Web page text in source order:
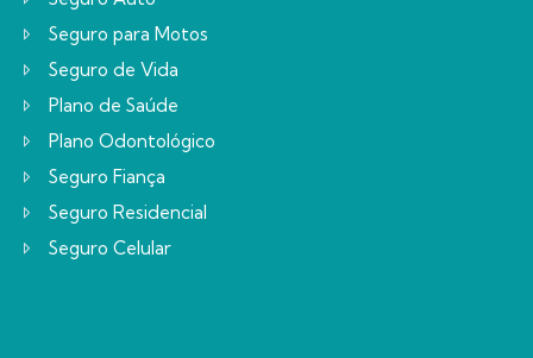
Seguro para Motos
Seguro de Vida
Plano de Saúde
Plano Odontológico
Seguro Fiança
Seguro Residencial
Seguro Celular